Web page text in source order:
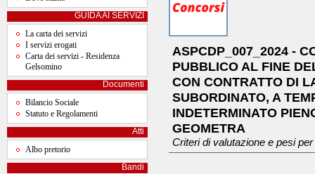
GUIDA AI SERVIZI
La carta dei servizi
I servizi erogati
Carta dei servizi - Residenza
Gelsomino
Documenti
Bilancio Sociale
Statuto e Regolamenti
Atti
Albo pretorio
Bandi
ASPCDP_007_2024 -
PUBBLICO AL FINE
CON CONTRATTO DI
SUBORDINATO, A
INDETERMINATO
GEOMETRA
Criteri di valutazione e pesi